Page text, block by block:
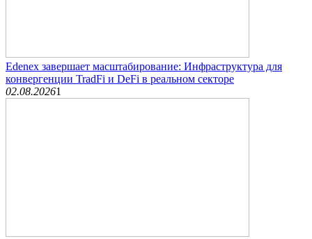
Edenex завершает масштабирование: Инфраструктура для
конвергенции TradFi и DeFi в реальном секторе
02.08.20261